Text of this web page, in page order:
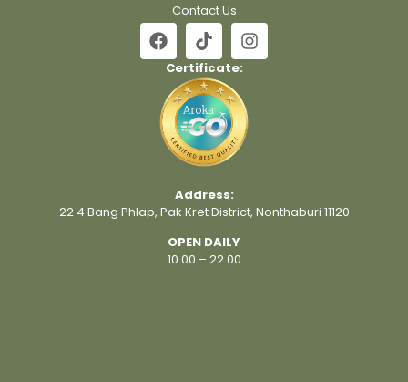
Contact Us
Certificate:
Address:
22 4 Bang Phlap, Pak Kret District, Nonthaburi 11120
OPEN DAILY
10.00 – 22.00